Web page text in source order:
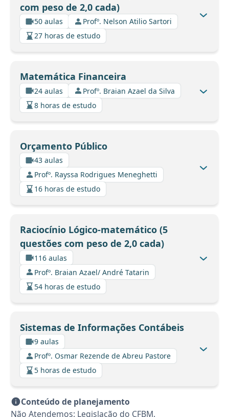
com peso de 2,0 cada)
50 aulas
Profº. Nelson Atilio Sartori
27 horas de estudo
Matemática Financeira
24 aulas
Profº. Braian Azael da Silva
8 horas de estudo
Orçamento Público
43 aulas
Profº. Rayssa Rodrigues Meneghetti
16 horas de estudo
Raciocínio Lógico-matemático (5
questões com peso de 2,0 cada)
116 aulas
Profº. Braian Azael/ André Tatarin
54 horas de estudo
Sistemas de Informações Contábeis
9 aulas
Profº. Osmar Rezende de Abreu Pastore
5 horas de estudo
Conteúdo de planejamento
Não Atendemos: Legislação do CFBM.